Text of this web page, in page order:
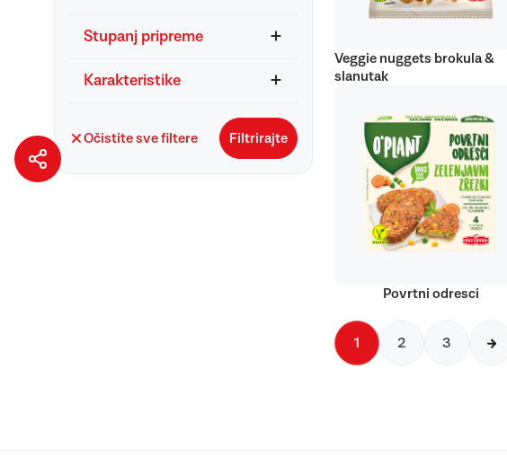
Stupanj pripreme
Karakteristike
Očistite sve filtere Filtrirajte
Veggie nuggets brokula &
slanutak
Povrtni odresci
1 2 3